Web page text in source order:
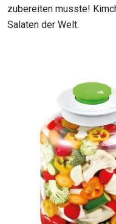
zubereiten musste!
Salaten der Welt.